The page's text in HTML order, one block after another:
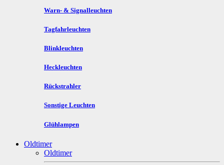
Warn- & Signalleuchten
Tagfahrleuchten
Blinkleuchten
Heckleuchten
Rückstrahler
Sonstige Leuchten
Glühlampen
Oldtimer
Oldtimer